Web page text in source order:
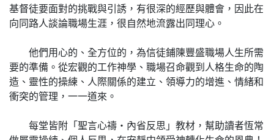
基督徒要面對的挑戰與引誘，有很深的經歷與體會，因此在
向同路人談論職場生涯，很自然地流露出同理心。
他們用心的、全方位的，為信徒鋪陳豐盛職場人生所需
要的準備。從宏觀的工作神學、職場召命觀到人格生命的陶
造、靈性的操練、人際關係的建立、領導力的增進、情緒和
衝突的管理，一一道來。
每堂皆附「聖言心禱‧內省反思」教材，幫助讀者恆常